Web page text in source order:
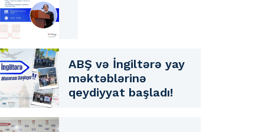
ABŞ və İngiltərə yay
məktəblərinə
qeydiyyat başladı!